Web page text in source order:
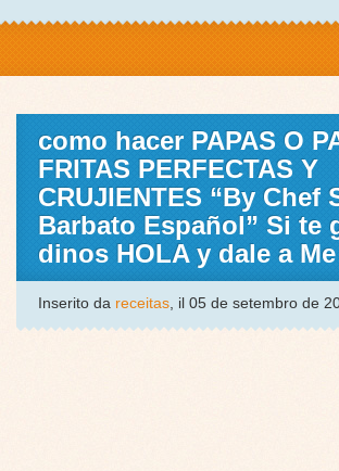
como hacer PAPAS O
FRITAS PERFECTAS Y
CRUJIENTES “By Chef
Barbato Español” Si te
dinos HOLA y dale a
Inserito da receitas, il 05 de setembro de